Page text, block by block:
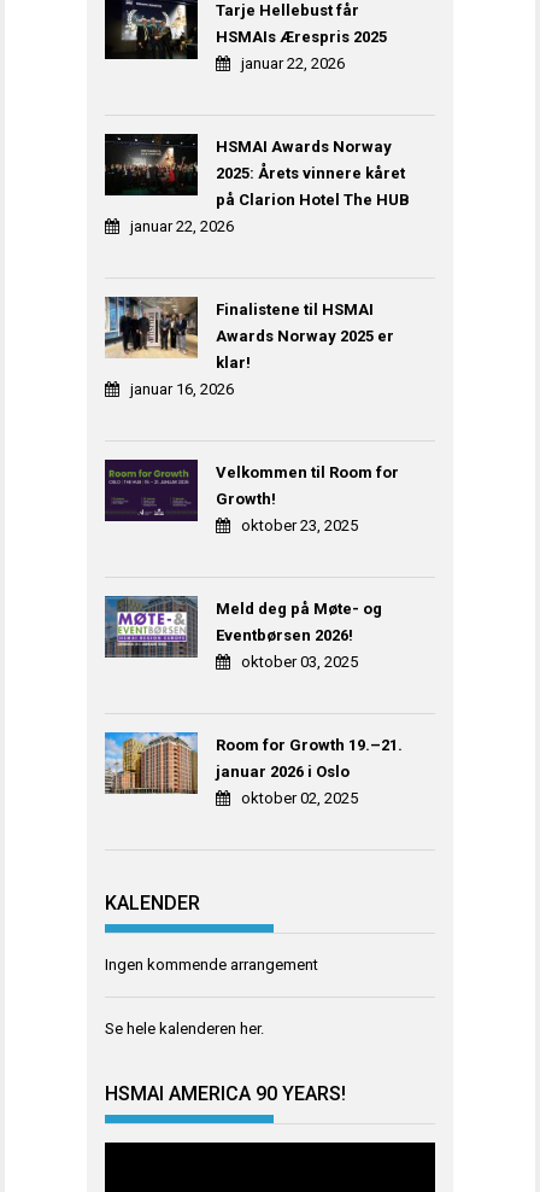
Tarje Hellebust får
HSMAIs Ærespris 2025
januar 22, 2026
HSMAI Awards Norway
2025: Årets vinnere kåret
på Clarion Hotel The HUB
januar 22, 2026
Finalistene til HSMAI
Awards Norway 2025 er
klar!
januar 16, 2026
Velkommen til Room for
Growth!
oktober 23, 2025
Meld deg på Møte- og
Eventbørsen 2026!
oktober 03, 2025
Room for Growth 19.–21.
januar 2026 i Oslo
oktober 02, 2025
KALENDER
Ingen kommende arrangement
Se hele kalenderen her.
HSMAI AMERICA 90 YEARS!